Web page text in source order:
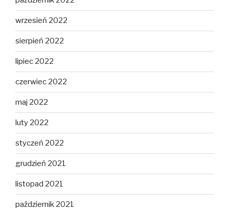
wrzesień 2022
sierpień 2022
lipiec 2022
czerwiec 2022
maj 2022
luty 2022
styczeń 2022
grudzień 2021
listopad 2021
październik 2021